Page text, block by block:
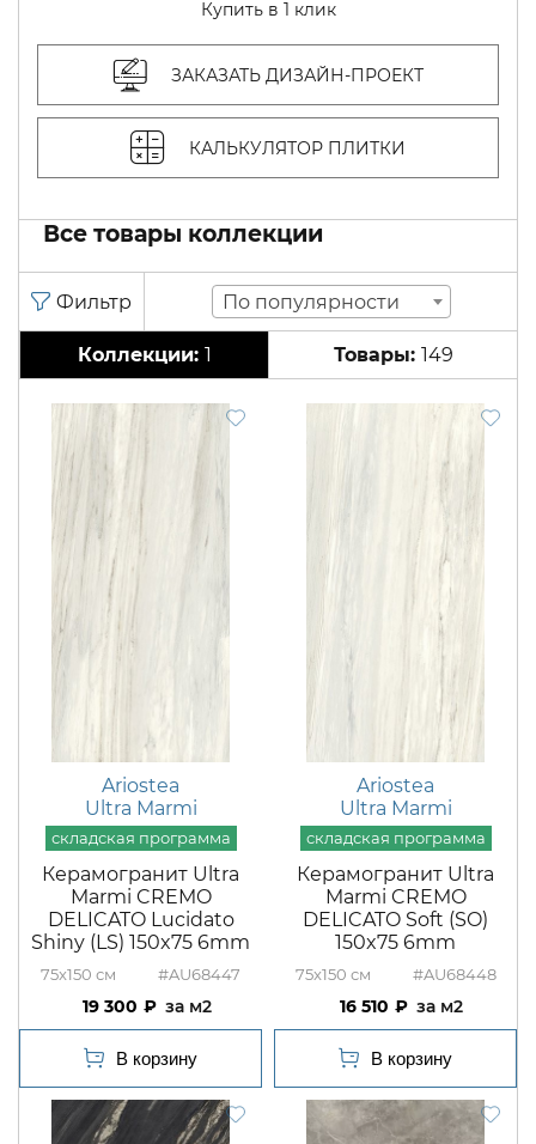
Купить в 1 клик
ЗАКАЗАТЬ ДИЗАЙН-ПРОЕКТ
КАЛЬКУЛЯТОР ПЛИТКИ
Все товары коллекции
По популярности
1 149
Ariostea
Ultra Marmi
Керамогранит Ultra
Marmi CREMO
DELICATO Lucidato
Shiny (LS) 150x75 6mm
75x150 #AU68447
19 300 м2
Ariostea
Ultra Marmi
Керамогранит Ultra
Marmi CREMO
DELICATO Soft (SO)
150x75 6mm
75x150 #AU68448
16 510 м2